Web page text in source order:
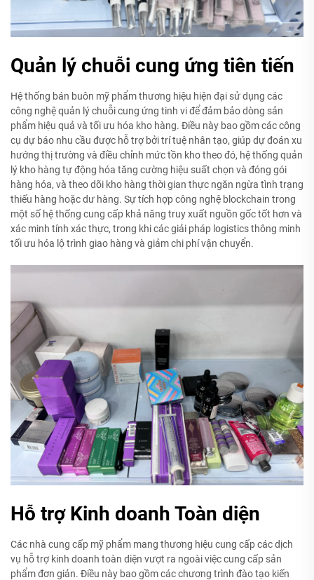
Quản lý chuỗi cung ứng tiên tiến
Hệ thống bán buôn mỹ phẩm thương hiệu hiện đại sử dụng các
công nghệ quản lý chuỗi cung ứng tinh vi để đảm bảo dòng sản
phẩm hiệu quả và tối ưu hóa kho hàng. Điều này bao gồm các công
cụ dự báo nhu cầu được hỗ trợ bởi trí tuệ nhân tạo, giúp dự đoán xu
hướng thị trường và điều chỉnh mức tồn kho theo đó, hệ thống quản
lý kho hàng tự động hóa tăng cường hiệu suất chọn và đóng gói
hàng hóa, và theo dõi kho hàng thời gian thực ngăn ngừa tình trạng
thiếu hàng hoặc dư hàng. Sự tích hợp công nghệ blockchain trong
một số hệ thống cung cấp khả năng truy xuất nguồn gốc tốt hơn và
xác minh tính xác thực, trong khi các giải pháp logistics thông minh
tối ưu hóa lộ trình giao hàng và giảm chi phí vận chuyển.
Hỗ trợ Kinh doanh Toàn diện
Các nhà cung cấp mỹ phẩm mang thương hiệu cung cấp các dịch
vụ hỗ trợ kinh doanh toàn diện vượt ra ngoài việc cung cấp sản
phẩm đơn giản. Điều này bao gồm các chương trình đào tạo kiến